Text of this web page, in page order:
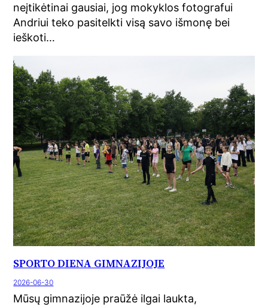
neįtikėtinai gausiai, jog mokyklos fotografui
Andriui teko pasitelkti visą savo išmonę bei
ieškoti…
SPORTO DIENA GIMNAZIJOJE
2026-06-30
Mūsų gimnazijoje praūžė ilgai laukta,